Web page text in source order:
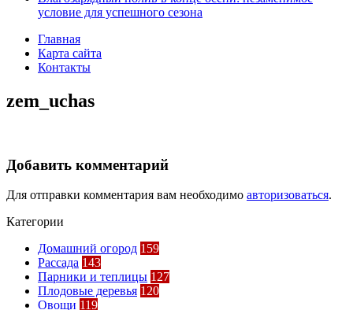
условие для успешного сезона
Главная
Карта сайта
Контакты
zem_uchas
Добавить комментарий
Для отправки комментария вам необходимо авторизоваться.
Категории
Домашний огород 159
Рассада 143
Парники и теплицы 127
Плодовые деревья 120
Овощи 119